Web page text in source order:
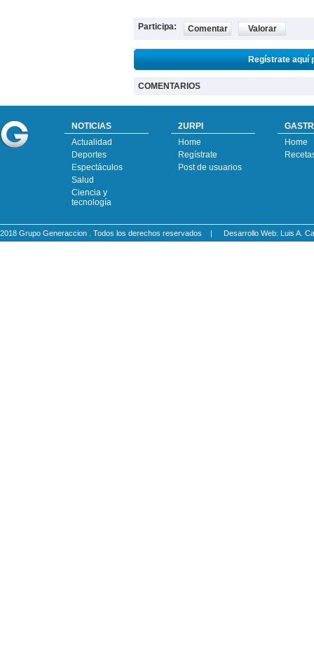
Participa: Comentar Valorar
Regístrate aquí
COMENTARIOS
NOTICIAS
Actualidad
Deportes
Espectáculos
Salud
Ciencia y
tecnología
2URPI
Home
Regístrate
Post de usuarios
Home
2018 Grupo Generaccion . Todos los derechos reservados | Desarrollo Web: Luis